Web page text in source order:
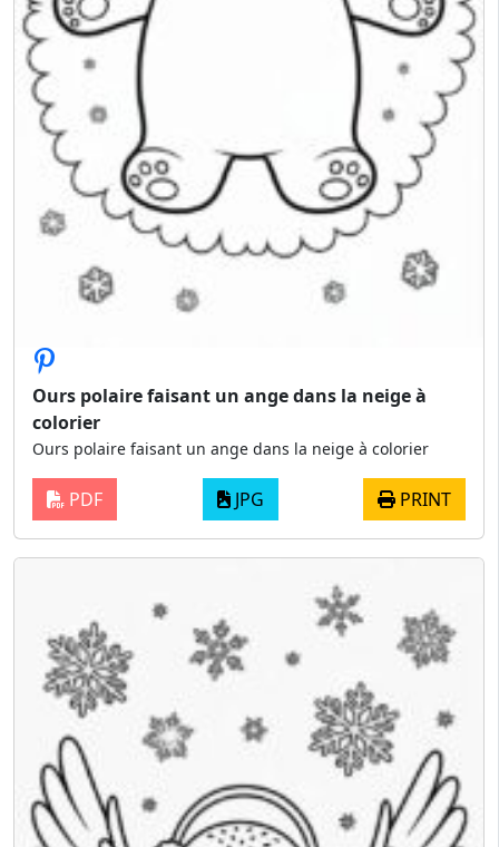
Ours polaire faisant un ange dans la neige à
colorier
Ours polaire faisant un ange dans la neige à colorier
PDF JPG PRINT